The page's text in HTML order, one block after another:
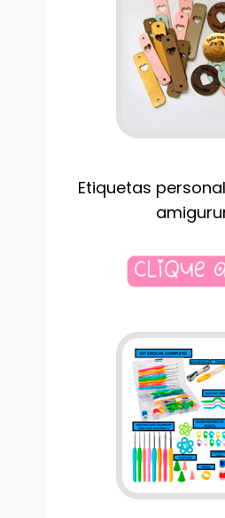
Etiquetas